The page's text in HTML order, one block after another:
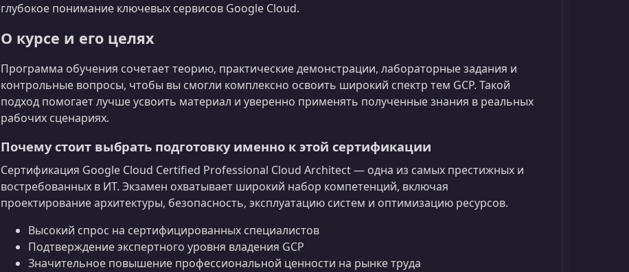
глубокое понимание ключевых сервисов Google Cloud.
О курсе и его целях
Программа обучения сочетает теорию, практические демонстрации, лабораторные задания и
контрольные вопросы, чтобы вы смогли комплексно освоить широкий спектр тем GCP. Такой
подход помогает лучше усвоить материал и уверенно применять полученные знания в реальных
рабочих сценариях.
Почему стоит выбрать подготовку именно к этой сертификации
Сертификация Google Cloud Certified Professional Cloud Architect — одна из самых престижных и
востребованных в ИТ. Экзамен охватывает широкий набор компетенций, включая
проектирование архитектуры, безопасность, эксплуатацию систем и оптимизацию ресурсов.
Высокий спрос на сертифицированных специалистов
Подтверждение экспертного уровня владения GCP
Значительное повышение профессиональной ценности на рынке труда